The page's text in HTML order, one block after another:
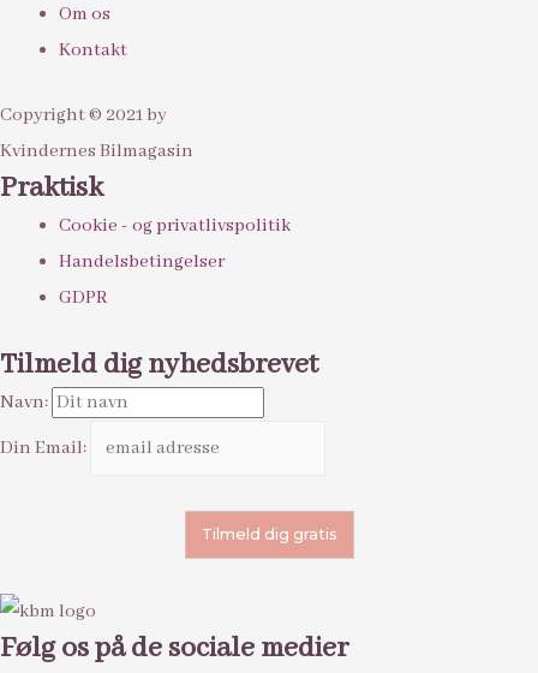
Om os
Kontakt
Copyright © 2021 by
Kvindernes Bilmagasin
Praktisk
Cookie - og privatlivspolitik
Handelsbetingelser
GDPR
Tilmeld dig nyhedsbrevet
Navn:
Din Email:
Følg os på de sociale medier